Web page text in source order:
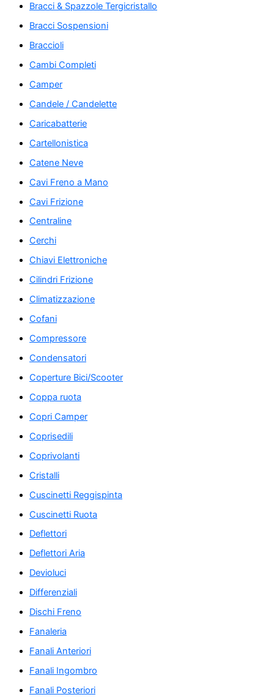
Bracci & Spazzole Tergicristallo
Bracci Sospensioni
Braccioli
Cambi Completi
Camper
Candele / Candelette
Caricabatterie
Cartellonistica
Catene Neve
Cavi Freno a Mano
Cavi Frizione
Centraline
Cerchi
Chiavi Elettroniche
Cilindri Frizione
Climatizzazione
Cofani
Compressore
Condensatori
Coperture Bici/Scooter
Coppa ruota
Copri Camper
Coprisedili
Coprivolanti
Cristalli
Cuscinetti Reggispinta
Cuscinetti Ruota
Deflettori
Deflettori Aria
Devioluci
Differenziali
Dischi Freno
Fanaleria
Fanali Anteriori
Fanali Ingombro
Fanali Posteriori